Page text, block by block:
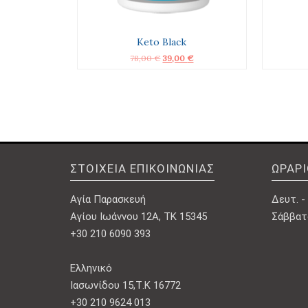
Keto Black
78,00€ Original
39,00 €Η
ΣΤΟΙΧΕΊΑ ΕΠΙΚΟΙΝΩΝΊΑΣ
Αγία Παρασκευή
Αγίου Ιωάννου 12Α, ΤΚ 15345
+30 210 6090 393
Ελληνικό
Ιασωνίδου 15,Τ.Κ 16772
+30 210 9624 013
Δευτ. -